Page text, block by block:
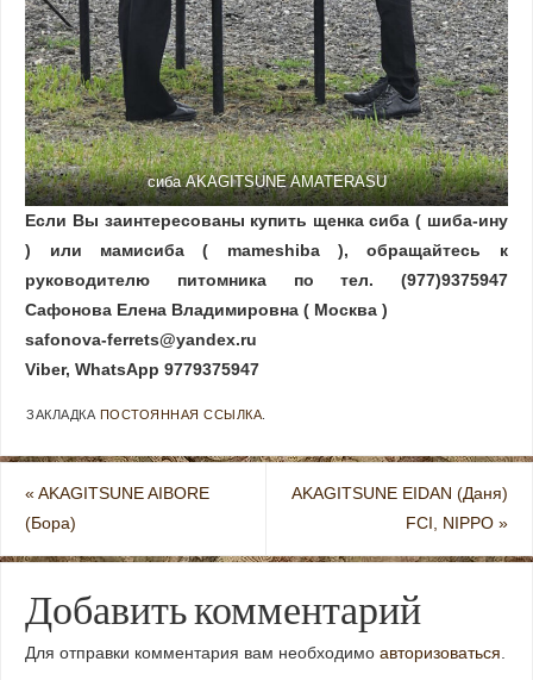
сиба AKAGITSUNE AMATERASU
Если Вы заинтересованы купить щенка сиба ( шиба-ину
) или мамисиба ( mameshiba ), обращайтесь к
руководителю питомника по тел. (977)9375947
Сафонова Елена Владимировна ( Москва )
safonova-ferrets@yandex.ru
Viber, WhatsApp 9779375947
ЗАКЛАДКА ПОСТОЯННАЯ ССЫЛКА
« AKAGITSUNE AIBORE
(Бора)
AKAGITSUNE EIDAN (Даня)
FCI, NIPPO »
Добавить комментарий
Для отправки комментария вам необходимоавторизоваться